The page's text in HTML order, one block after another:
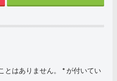
とはありません。 *が付いてい